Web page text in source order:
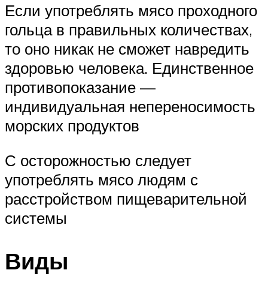
Если употреблять мясо проходного
гольца в правильных количествах,
то оно никак не сможет навредить
здоровью человека. Единственное
противопоказание —
индивидуальная непереносимость
морских продуктов
С осторожностью следует
употреблять мясо людям с
расстройством пищеварительной
системы
Виды